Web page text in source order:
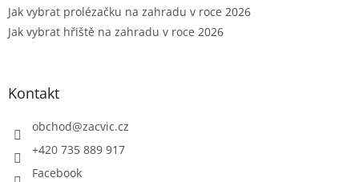
Jak vybrat prolézačku na zahradu v roce 2026
Jak vybrat hřiště na zahradu v roce 2026
Kontakt
obchod@zacvic.cz
+420 735 889 917
Facebook